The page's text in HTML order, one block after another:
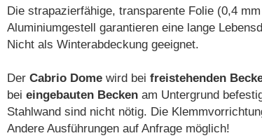
Die strapazierfähige, transparente Folie (0,4
Aluminiumgestell garantieren eine lange
Nicht als Winterabdeckung geeignet.
Der Cabrio Dome wird bei freistehenden
bei eingebauten Becken am Untergrund
Stahlwand sind nicht nötig. Die
Andere Ausführungen auf Anfrage möglich!